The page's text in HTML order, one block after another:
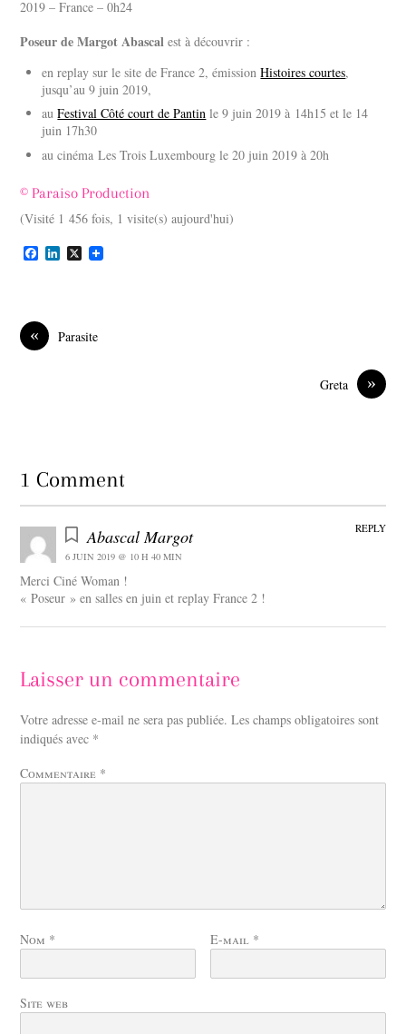
2019 – France – 0h24
Poseur de Margot Abascal est à découvrir :
en replay sur le site de France 2, émissionHistoires courtes,
jusqu’au 9 juin 2019,
auFestival Côté court de Pantin le 9 juin 2019 à 14h15 et le 14
juin 17h30
au cinéma Les Trois Luxembourg le 20 juin 2019 à 20h
© Paraiso Production
(Visité 1 456 fois, 1 visite(s) aujourd'hui)
F
o
o
k
L
I
X
« Parasite
»
Greta
1 Comment
Abascal Margot
6 JUIN 2019 @ 10 H 40 MIN
Merci Ciné Woman !
« Poseur » en salles en juin et replay France 2 !
REPLY
Laisser un commentaire
Votre adresse e-mail ne sera pas publiée. Les champs obligatoires sont
indiqués avec *
Commentaire *
Nom * E-mail *
Site web